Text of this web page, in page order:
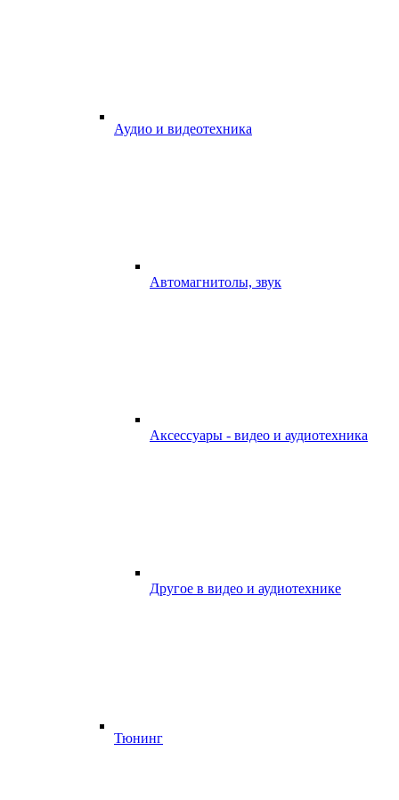
Аудио и видеотехника
Автомагнитолы, звук
Аксессуары - видео и аудиотехника
Другое в видео и аудиотехнике
Тюнинг